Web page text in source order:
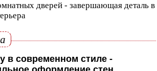
дверей - завершающая деталь в
в современном стиле -